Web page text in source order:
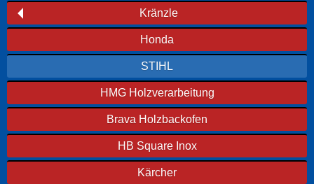
Kränzle
Honda
STIHL
HMG Holzverarbeitung
Brava Holzbackofen
HB Square Inox
Kärcher